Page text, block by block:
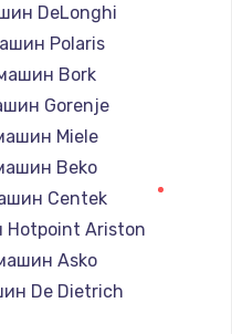
DeLonghi
Polaris
Bork
Gorenje
Miele
Beko
Centek
Hotpoint Ariston
Asko
De Dietrich